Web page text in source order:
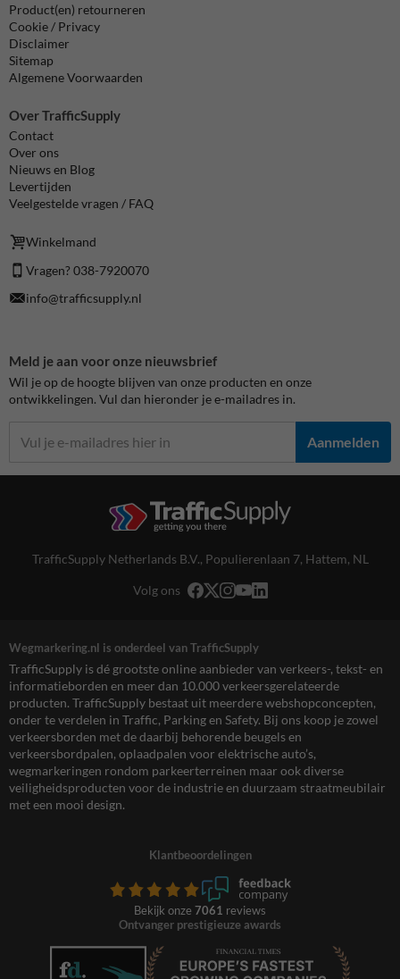
Product(en) retourneren
Cookie / Privacy
Disclaimer
Sitemap
Algemene Voorwaarden
Over TrafficSupply
Contact
Over ons
Nieuws en Blog
Levertijden
Veelgestelde vragen / FAQ
Winkelmand
Vragen? 038-7920070
info@trafficsupply.nl
Meld je aan voor onze nieuwsbrief
Wil je op de hoogte blijven van onze producten en onze
ontwikkelingen. Vul dan hieronder je e-mailadres in.
Aanmelden
TrafficSupply Netherlands B.V., Populierenlaan 7, Hattem, NL
Volg ons
Wegmarkering.nl is onderdeel van TrafficSupply
TrafficSupply is dé grootste online aanbieder van verkeers-, tekst- en
informatieborden en meer dan 10.000 verkeersgerelateerde
producten. TrafficSupply bestaat uit meerdere webshopconcepten,
onder te verdelen in Traffic, Parking en Safety. Bij ons koop je zowel
verkeersborden met de daarbij behorende beugels en
verkeersbordpalen, oplaadpalen voor elektrische auto’s,
wegmarkeringen rondom parkeerterreinen maar ook diverse
veiligheidsproducten voor de industrie en duurzaam straatmeubilair
met een mooi design.
Klantbeoordelingen
Bekijk onze 7061 reviews
Ontvanger prestigieuze awards